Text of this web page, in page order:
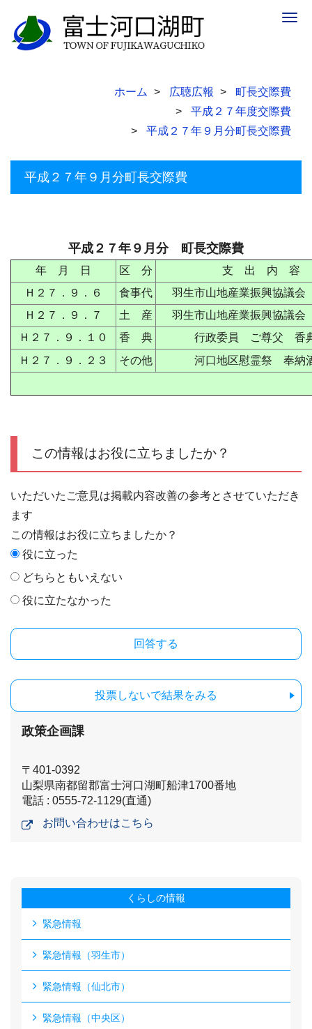
ホーム 広聴広報
町長交際費
平成２７年度交際費
平成２７年９月分町長交際費
平成２７年９月分町長交際費
平成２７年９月分 町長交際費
年 月 日 区 分
支 出 内 容
Ｈ２７．９．６
食事代
羽生市山地産業振興協議
Ｈ２７．９．７
土 産
羽生市山地産業振興協議
Ｈ２７．９．１０
香 典
行政委員 ご尊父 香
Ｈ２７．９．２３
その他 河口地区慰霊祭 奉納
この情報はお役に立ちましたか？
いただいたご意見は掲載内容改善の参考とさせていただき
ます
この情報はお役に立ちましたか？
役に立った
どちらともいえない
役に立たなかった
投票しないで結果をみる
政策企画課
〒401-0392
山梨県南都留郡富士河口湖町船津1700番地
電話 : 0555-72-1129(直通)
お問い合わせはこちら
くらしの情報
緊急情報
緊急情報（羽生市）
緊急情報（仙北市）
緊急情報（中央区）